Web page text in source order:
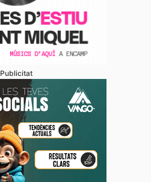
Publicitat